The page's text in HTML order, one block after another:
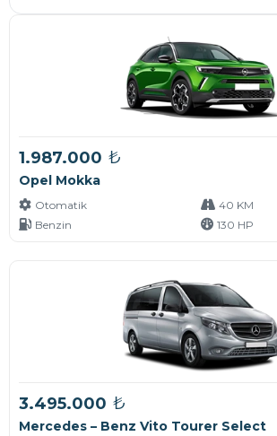
1.987.000 ₺
Opel Mokka
Otomatik
40 KM
Benzin
130 HP
3.495.000 ₺
Mercedes – Benz Vito Tourer Select